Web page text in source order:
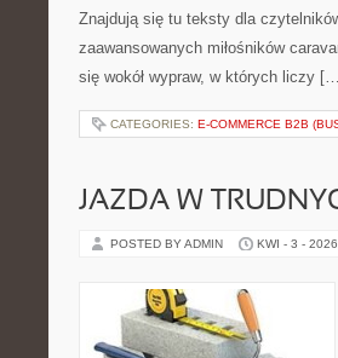
Znajdują się tu teksty dla
zaawansowanych miłośników
się wokół wypraw, w których liczy
CATEGORIES: E-COMMERCE B2B
JAZDA W
POSTED BY ADMIN KWI - 3 - 2026